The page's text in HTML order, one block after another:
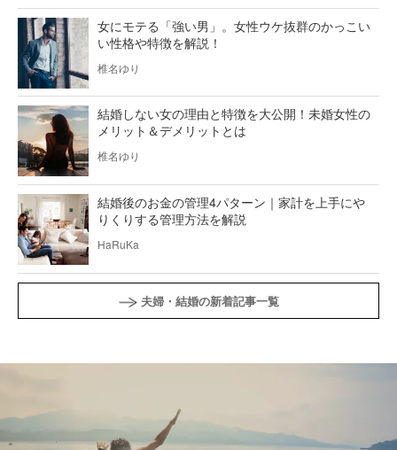
女にモテる「強い男」。女性ウケ抜群のかっこい
い性格や特徴を解説！
椎名ゆり
結婚しない女の理由と特徴を大公開！未婚女性の
メリット＆デメリットとは
椎名ゆり
結婚後のお金の管理4パターン｜家計を上手にや
りくりする管理方法を解説
HaRuKa
夫婦・結婚の新着記事一覧